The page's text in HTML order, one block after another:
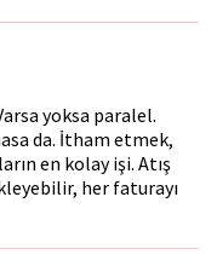
yoksa paralel.
da. İtham etmek,
en kolay işi. Atış
her faturayı